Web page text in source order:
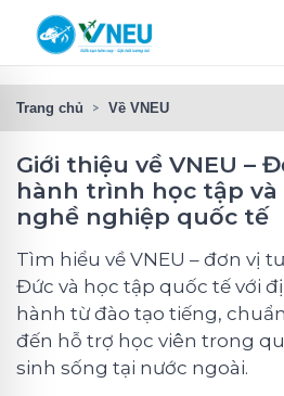
Trang chủ Về VNEU
Giới thiệu về VNEU –
hành trình học tập
nghề nghiệp quốc tế
Tìm hiểu về VNEU – đơn vị
Đức và học tập quốc tế với
hành từ đào tạo tiếng,
đến hỗ trợ học viên trong
sinh sống tại nước ngoài.